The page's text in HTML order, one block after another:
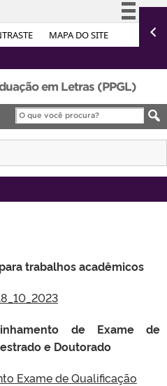
MAPA DO SITE
Simplifique!
Acesso à informação
Legislação
Canais
em Letras (PPGL)
trabalhos acadêmicos
de Exame de
e Doutorado
Exame de Qualificação